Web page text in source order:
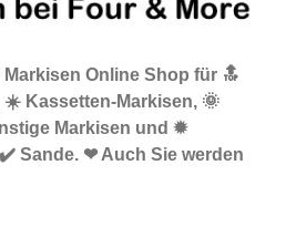
Markisen Online Shop für 🔝
☀️ Kassetten-Markisen, 🌞
Markisen und ✹
Sande. ❤ Auch Sie werden